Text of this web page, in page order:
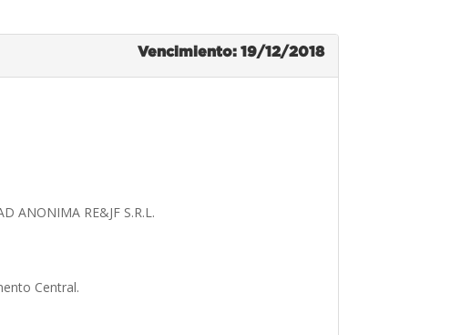
Vencimiento: 19/12/2018
ANONIMA RE&JF S.R.L.
Central.